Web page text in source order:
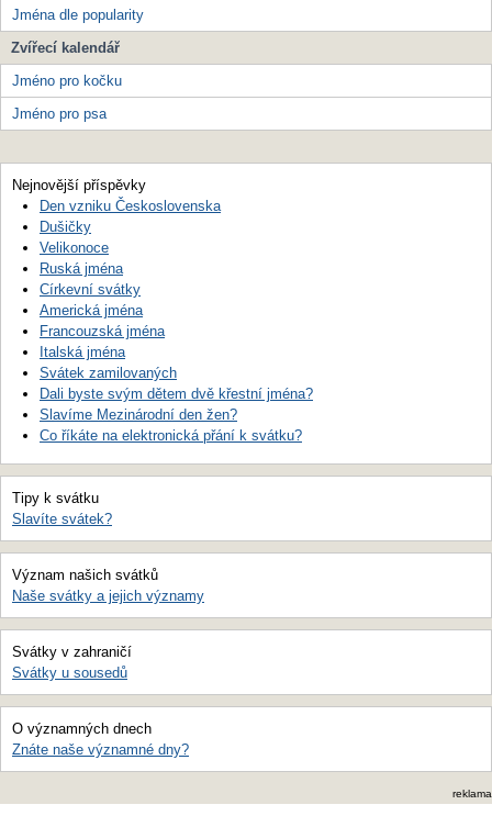
Jména dle popularity
Zvířecí kalendář
Jméno pro kočku
Jméno pro psa
Nejnovější příspěvky
Den vzniku Československa
Dušičky
Velikonoce
Ruská jména
Církevní svátky
Americká jména
Francouzská jména
Italská jména
Svátek zamilovaných
Dali byste svým dětem dvě křestní jména?
Slavíme Mezinárodní den žen?
Co říkáte na elektronická přání k svátku?
Tipy k svátku
Slavíte svátek?
Význam našich svátků
Naše svátky a jejich významy
Svátky v zahraničí
Svátky u sousedů
O významných dnech
Znáte naše významné dny?
reklama